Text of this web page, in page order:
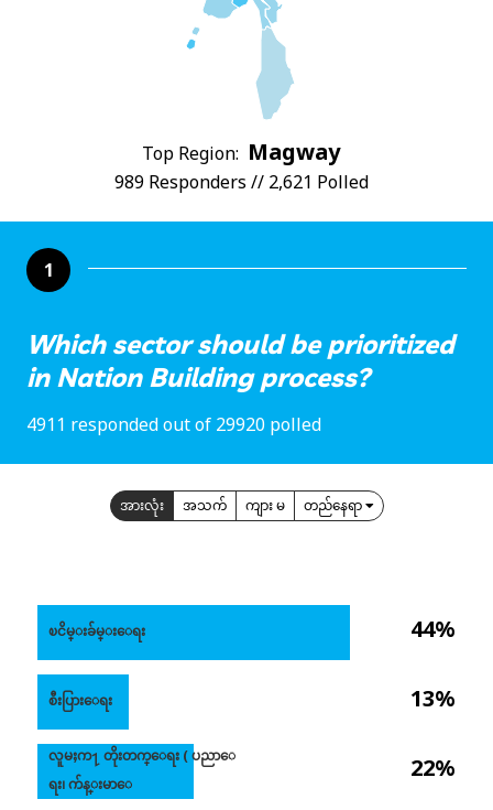
Top Region: Magway
989 Responders // 2,621 Polled
1
Which sector should be prioritized
in Nation Building process?
4911 responded out of 29920 polled
အားလုံး အသက် ကျား မ တည်နေရာ
44%
13%
22%
ၿငိမ္းခ်မ္းေရး
စီးပြားေရး
လူမႈက႑ တိုးတက္ေရး ( ပညာေ
ရး၊ က်န္းမာေ